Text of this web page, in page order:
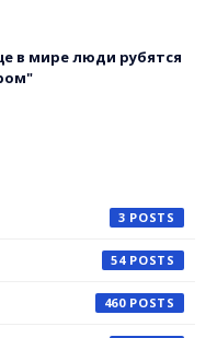
в мире люди рубятся
3
54
460